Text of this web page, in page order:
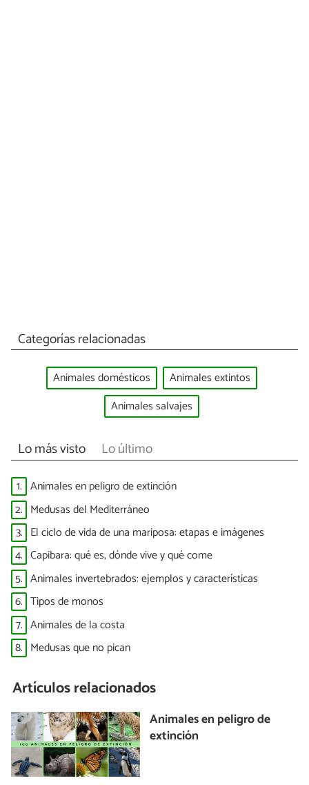
Categorías relacionadas
Animales domésticos
Animales extintos
Animales salvajes
Lo más visto Lo último
1. Animales en peligro de extinción
2. Medusas del Mediterráneo
3. El ciclo de vida de una mariposa: etapas e imágenes
4. Capibara: qué es, dónde vive y qué come
5. Animales invertebrados: ejemplos y características
6. Tipos de monos
7. Animales de la costa
8. Medusas que no pican
Artículos relacionados
Animales en peligro de
extinción